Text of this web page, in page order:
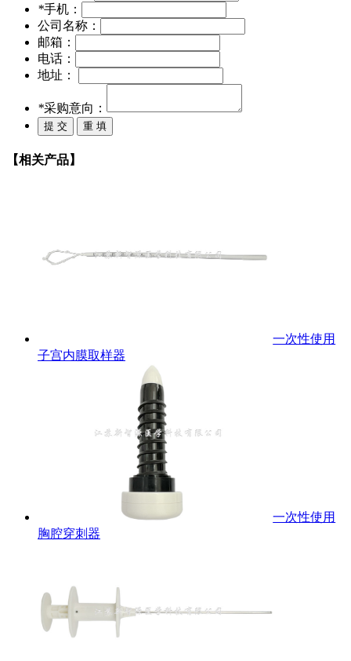
*手机：
公司名称：
邮箱：
电话：
地址：
*采购意向：
【相关产品】
一次性使用
子宫内膜取样器
一次性使用
胸腔穿刺器